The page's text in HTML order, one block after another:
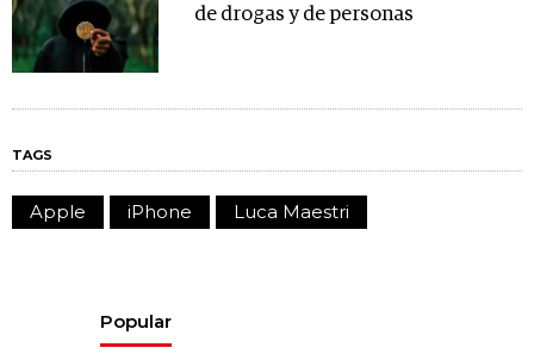
de drogas y de personas
TAGS
Apple iPhone Luca Maestri
Popular